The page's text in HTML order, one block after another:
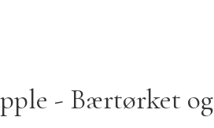
- Bærtørket og